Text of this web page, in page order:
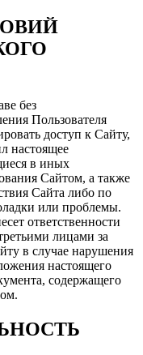
без
Пользователя
доступ к Сайту,
настоящее
в иных
Сайтом, а также
Сайта либо по
или проблемы.
ответственности
лицами за
в случае нарушения
настоящего
содержащего